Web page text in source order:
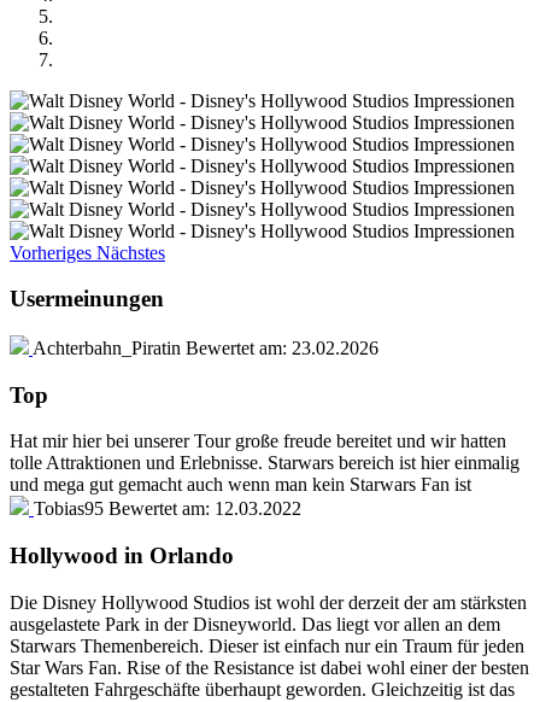
Vorheriges Nächstes
Usermeinungen
Achterbahn_Piratin Bewertet am: 23.02.2026
Top
Hat mir hier bei unserer Tour große freude bereitet und wir hatten
tolle Attraktionen und Erlebnisse. Starwars bereich ist hier einmalig
und mega gut gemacht auch wenn man kein Starwars Fan ist
Tobias95 Bewertet am: 12.03.2022
Hollywood in Orlando
Die Disney Hollywood Studios ist wohl der derzeit der am stärksten
ausgelastete Park in der Disneyworld. Das liegt vor allen an dem
Starwars Themenbereich. Dieser ist einfach nur ein Traum für jeden
Star Wars Fan. Rise of the Resistance ist dabei wohl einer der besten
gestalteten Fahrgeschäfte überhaupt geworden. Gleichzeitig ist das